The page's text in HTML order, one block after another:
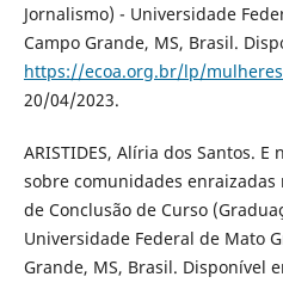
Jornalismo) - Universidade
Campo Grande, MS, Brasil.
https://ecoa.org.br/lp/
20/04/2023.
ARISTIDES, Alíria dos Santos.
sobre comunidades enraizadas
de Conclusão de Curso
Universidade Federal de Mato
Grande, MS, Brasil. Disponível